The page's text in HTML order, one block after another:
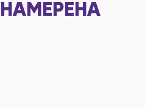
НАМЕРЕНА